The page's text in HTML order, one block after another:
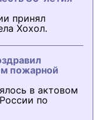
принял
Хохол.
пожарной
в актовом
по